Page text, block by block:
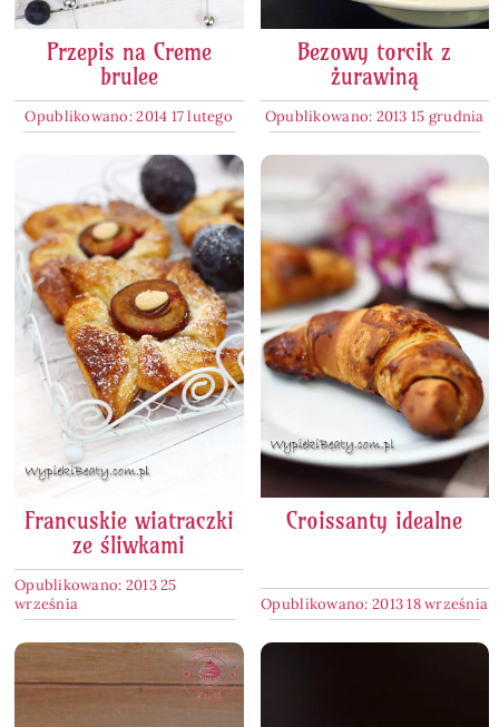
Przepis na Creme
brulee
Opublikowano: 2014 17 lutego
Bezowy torcik z
żurawiną
Opublikowano: 2013 15 grudnia
Francuskie wiatraczki
ze śliwkami
Opublikowano: 2013 25
września
Croissanty idealne
Opublikowano: 2013 18 września